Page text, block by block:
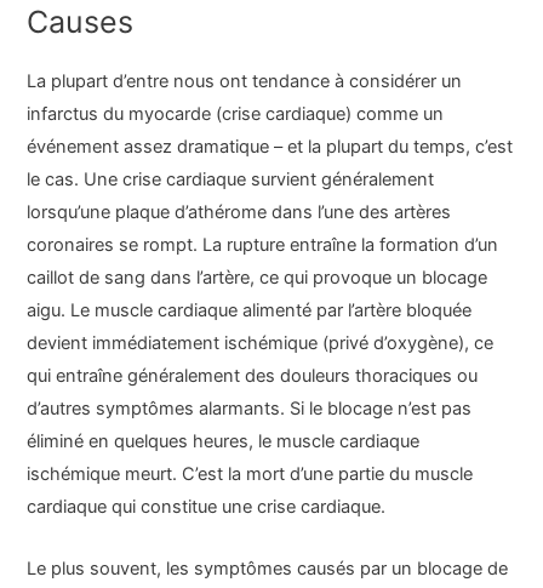
Causes
La plupart d’entre nous ont tendance à considérer un
infarctus du myocarde (crise cardiaque) comme un
événement assez dramatique – et la plupart du temps, c’est
le cas. Une crise cardiaque survient généralement
lorsqu’une plaque d’athérome dans l’une des artères
coronaires se rompt. La rupture entraîne la formation d’un
caillot de sang dans l’artère, ce qui provoque un blocage
aigu. Le muscle cardiaque alimenté par l’artère bloquée
devient immédiatement ischémique (privé d’oxygène), ce
qui entraîne généralement des douleurs thoraciques ou
d’autres symptômes alarmants. Si le blocage n’est pas
éliminé en quelques heures, le muscle cardiaque
ischémique meurt. C’est la mort d’une partie du muscle
cardiaque qui constitue une crise cardiaque.
Le plus souvent, les symptômes causés par un blocage de